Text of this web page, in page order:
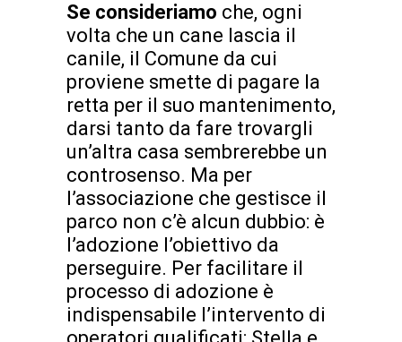
Se consideriamo che, ogni
volta che un cane lascia il
canile, il Comune da cui
proviene smette di pagare la
retta per il suo mantenimento,
darsi tanto da fare trovargli
un’altra casa sembrerebbe un
controsenso. Ma per
l’associazione che gestisce il
parco non c’è alcun dubbio: è
l’adozione l’obiettivo da
perseguire. Per facilitare il
processo di adozione è
indispensabile l’intervento di